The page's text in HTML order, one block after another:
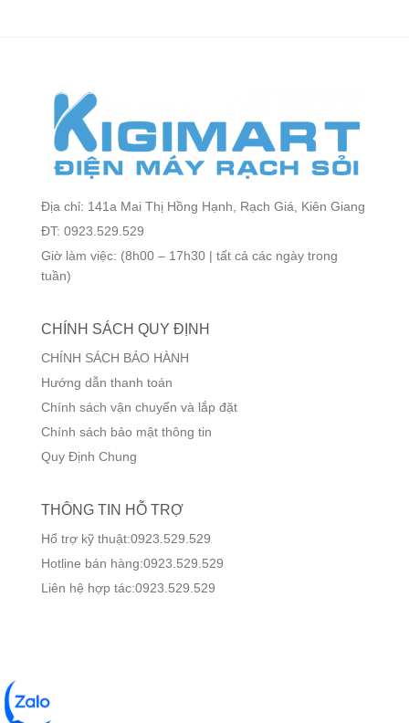
Địa chỉ: 141a Mai Thị Hồng Hạnh, Rạch Giá, Kiên Giang
ĐT: 0923.529.529
Giờ làm việc: (8h00 – 17h30 | tất cả các ngày trong
tuần)
CHÍNH SÁCH QUY ĐỊNH
CHÍNH SÁCH BẢO HÀNH
Hướng dẫn thanh toán
Chính sách vận chuyển và lắp đặt
Chính sách bảo mật thông tin
Quy Định Chung
THÔNG TIN HỖ TRỢ
Hổ trợ kỹ thuật:0923.529.529
Hotline bán hàng:0923.529.529
Liên hệ hợp tác:0923.529.529